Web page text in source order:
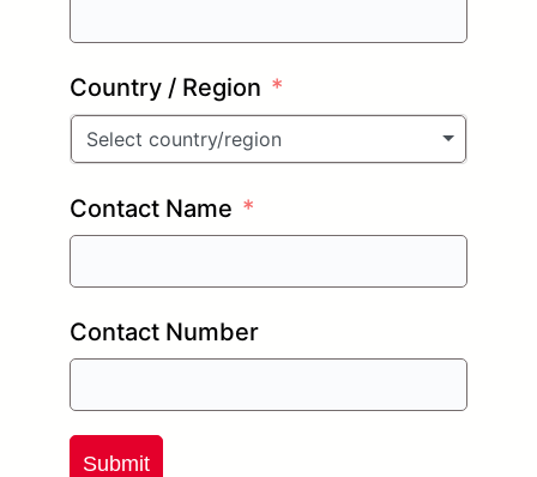
Country / Region
Select country/region
Contact Name
Contact Number
Submit